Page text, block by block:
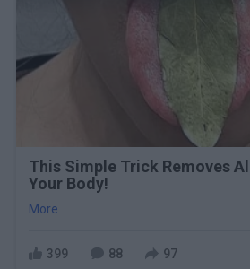
This Simple Trick Removes
Your Body!
More
399 88 97